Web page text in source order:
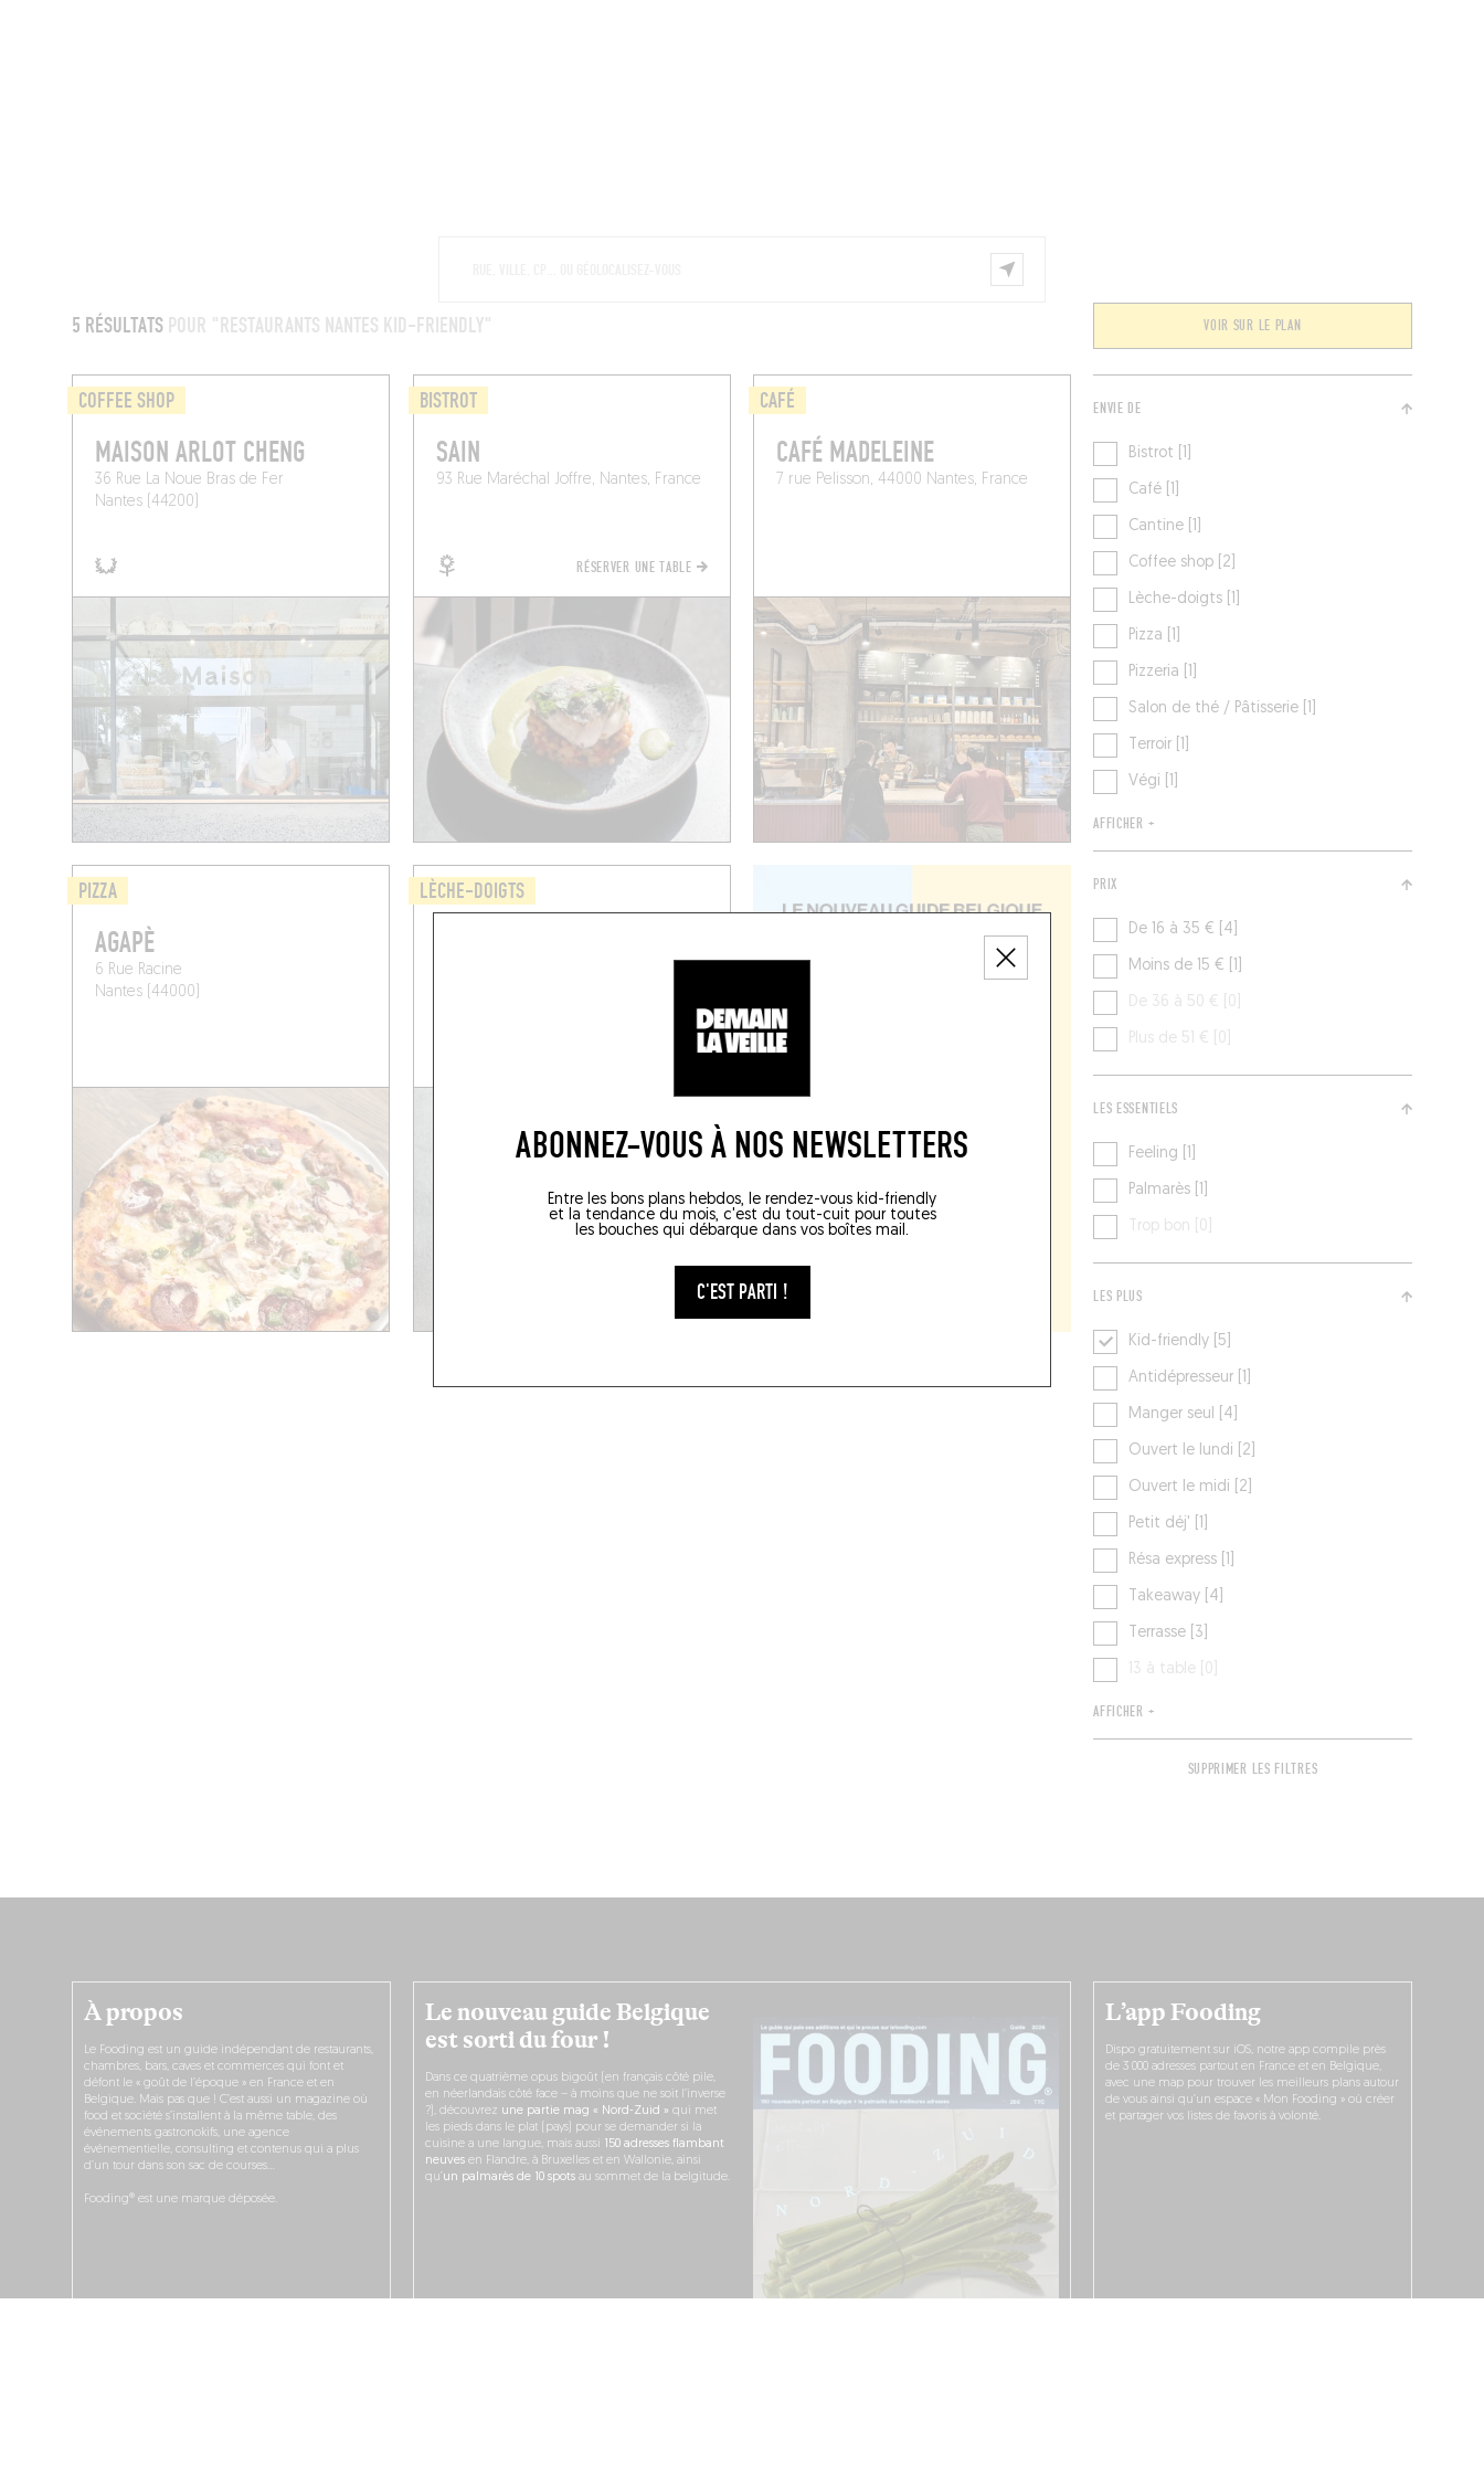
ABONNEZ-VOUS À NOS NEWSLETTERS
Entre les bons plans hebdos, le rendez-vous kid-friendly
et la tendance du mois, c'est du tout-cuit pour toutes
les bouches qui débarque dans vos boîtes mail.
C'EST PARTI !
5 RÉSULTATS POUR "RESTAURANTS NANTES KID-FRIENDLY" VOIR SUR LE PLAN
COFFEE SHOP
MAISON ARLOT CHENG
36 Rue La Noue Bras de Fer
Nantes (44200)
BISTROT
SAIN
93 Rue Maréchal Joffre, Nantes, France
RÉSERVER UNE TABLE
CAFÉ
CAFÉ MADELEINE
7 rue Pelisson, 44000 Nantes, France
PIZZA
AGAPÈ
6 Rue Racine
Nantes (44000)
LÈCHE-DOIGTS
ENVIE DE
Bistrot [1]
Café [1]
Cantine [1]
Coffee shop [2]
Lèche-doigts [1]
Pizza [1]
Pizzeria [1]
Salon de thé / Pâtisserie [1]
Terroir [1]
Végi [1]
AFFICHER +
PRIX
De 16 à 35 € [4]
Moins de 15 € [1]
De 36 à 50 € [0]
Plus de 51 € [0]
LES ESSENTIELS
Feeling [1]
Palmarès [1]
Trop bon [0]
LES PLUS
Antidépresseur [1]
Kid-friendly [5]
Manger seul [4]
Ouvert le lundi [2]
Ouvert le midi [2]
Petit déj' [1]
Résa express [1]
Takeaway [4]
Terrasse [3]
13 à table [0]
AFFICHER +
SUPPRIMER LES FILTRES
Le nouveau guide Belgique
est sorti du four !
Dans ce quatrième opus bigoût (en français côté pile,
en néerlandais côté face – à moins que ne soit l’inverse
?), découvrez une partie mag « Nord-Zuid » qui met
les pieds dans le plat (pays) pour se demander si la
cuisine a une langue, mais aussi
150 adresses flambant
neuvesen Flandre, à Bruxelles et en Wallonie, ainsi
qu’ un palmarès de 10 spotsau sommet de la belgitude.
À propos
Le Fooding est un guide indépendant de restaurants,
chambres, bars, caves et commerces qui font et
défont le « goût de l’époque » en France et en
Belgique. Mais pas que ! C’est aussi un magazine où
food et société s’installent à la même table, des
événements gastronokifs, une agence
événementielle, consulting et contenus qui a plus
d’un tour dans son sac de courses…
Fooding® est une marque déposée.
L’app Fooding
Dispo gratuitement sur iOS, notre app compile près
de 3 000 adresses partout en France et en Belgique,
avec une map pour trouver les meilleurs plans autour
de vous ainsi qu’un espace « Mon Fooding » où créer
et partager vos listes de favoris à volonté.